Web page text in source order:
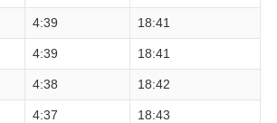
4:39 18:41
4:39 18:41
4:38 18:42
4:37 18:43